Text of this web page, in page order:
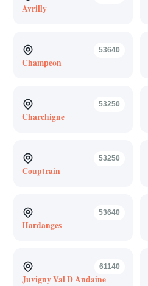
Avrilly
53640
Champeon
53250
Charchigne
53250
Couptrain
53640
Hardanges
61140
Juvigny Val D Andaine